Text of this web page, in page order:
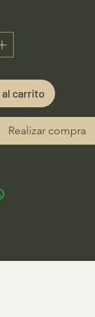
carrito
Realizar compra